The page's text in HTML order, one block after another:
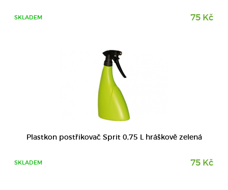
SKLADEM 75 Kč
Plastkon postřikovač Sprit 0,75 L hráškově zelená
SKLADEM 75 Kč